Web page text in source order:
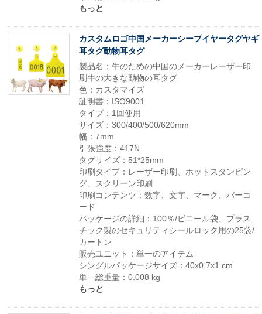
もっと
カスタムロゴ中国メーカーシープイヤータグヤギ
耳タグ動物耳タグ
製品名：牛のための中国のメーカーレーザー印
刷牛の大きな動物の耳タグ
色：カスタマイズ
証明書：ISO9001
タイプ：1回使用
サイズ：300/400/500/620mm
幅：7mm
引張強度：417N
タグサイズ：51*25mm
印刷タイプ：レーザー印刷、ホットスタンピン
グ、スクリーン印刷
印刷コンテンツ：数字、文字、マーク、バーコ
ード
パッケージの詳細：100％/ビニール袋、プラス
チック製のセキュリティシールロック用の25袋/
カートン
販売ユニット：単一のアイテム
シングルパッケージサイズ：40x0.7x1 cm
単一総重量：0.008 kg
もっと